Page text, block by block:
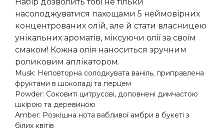
насолоджуватися пахощами 5 неймовірних
концентрованих олій, але й стати власницею
унікальних ароматів, міксуючи олії за своїм
смаком! Кожна олія наноситься зручним
роликовим аплікатором.
Musk: Неповторна солодкувата ваніль, приправлена
фруктами в шоколаді та перцем
Powder: Соковиті цитрусові, доповнені димчастою
шкірою та деревиною
Amber: Розкішна нота вабливої амбри в букеті з
білих квітів